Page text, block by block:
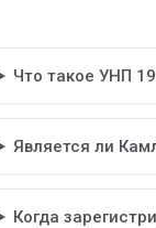
Что такое УНП
Является ли
Когда